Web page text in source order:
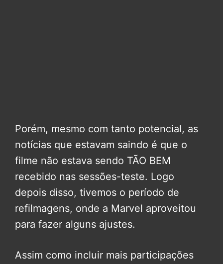
Porém, mesmo com tanto potencial, as
notícias que estavam saindo é que o
filme não estava sendo TÃO BEM
recebido nas sessões-teste. Logo
depois disso, tivemos o período de
refilmagens, onde a Marvel aproveitou
para fazer alguns ajustes.
Assim como incluir mais participações